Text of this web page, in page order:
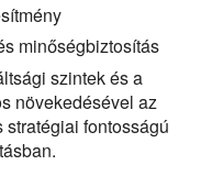
minőségbiztosítás
szintek és a
növekedésével az
fontosságú